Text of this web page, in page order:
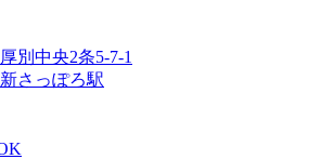
別中央2条5-7-1
さっぽろ駅